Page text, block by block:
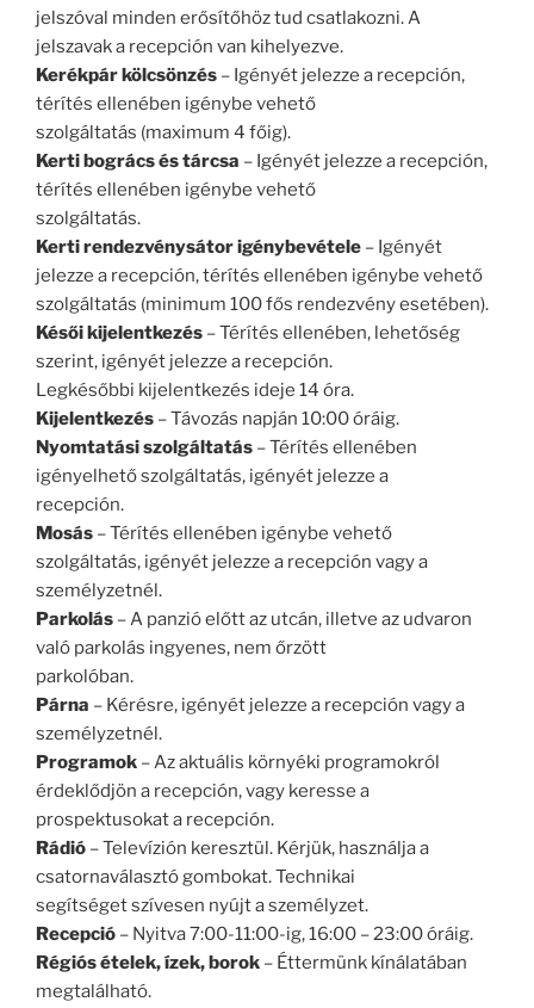
jelszóval minden erősítőhöz tud csatlakozni. A
jelszavak a recepción van kihelyezve.
Kerékpár kölcsönzés – Igényét jelezze a recepción,
térítés ellenében igénybe vehető
szolgáltatás (maximum 4 főig).
Kerti bogrács és tárcsa – Igényét jelezze a recepción,
térítés ellenében igénybe vehető
szolgáltatás.
Kerti rendezvénysátor igénybevétele – Igényét
jelezze a recepción, térítés ellenében igénybe vehető
szolgáltatás (minimum 100 fős rendezvény esetében).
Késői kijelentkezés – Térítés ellenében, lehetőség
szerint, igényét jelezze a recepción.
Legkésőbbi kijelentkezés ideje 14 óra.
Kijelentkezés – Távozás napján 10:00 óráig.
Nyomtatási szolgáltatás – Térítés ellenében
igényelhető szolgáltatás, igényét jelezze a
recepción.
Mosás – Térítés ellenében igénybe vehető
szolgáltatás, igényét jelezze a recepción vagy a
személyzetnél.
Parkolás – A panzió előtt az utcán, illetve az udvaron
való parkolás ingyenes, nem őrzött
parkolóban.
Párna – Kérésre, igényét jelezze a recepción vagy a
személyzetnél.
Programok – Az aktuális környéki programokról
érdeklődjön a recepción, vagy keresse a
prospektusokat a recepción.
Rádió – Televízión keresztül. Kérjük, használja a
csatornaválasztó gombokat. Technikai
segítséget szívesen nyújt a személyzet.
Recepció – Nyitva 7:00-11:00-ig, 16:00 – 23:00 óráig.
Régiós ételek, ízek, borok – Éttermünk kínálatában
megtalálható.